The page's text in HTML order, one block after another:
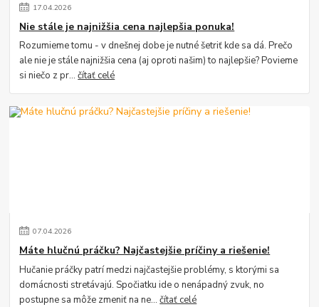
17.04.2026
Nie stále je najnižšia cena najlepšia ponuka!
Rozumieme tomu - v dnešnej dobe je nutné šetriť kde sa dá. Prečo
ale nie je stále najnižšia cena (aj oproti našim) to najlepšie? Povieme
si niečo z pr...čítať celé
07.04.2026
Máte hlučnú práčku? Najčastejšie príčiny a riešenie!
Hučanie práčky patrí medzi najčastejšie problémy, s ktorými sa
domácnosti stretávajú. Spočiatku ide o nenápadný zvuk, no
postupne sa môže zmeniť na ne...čítať celé